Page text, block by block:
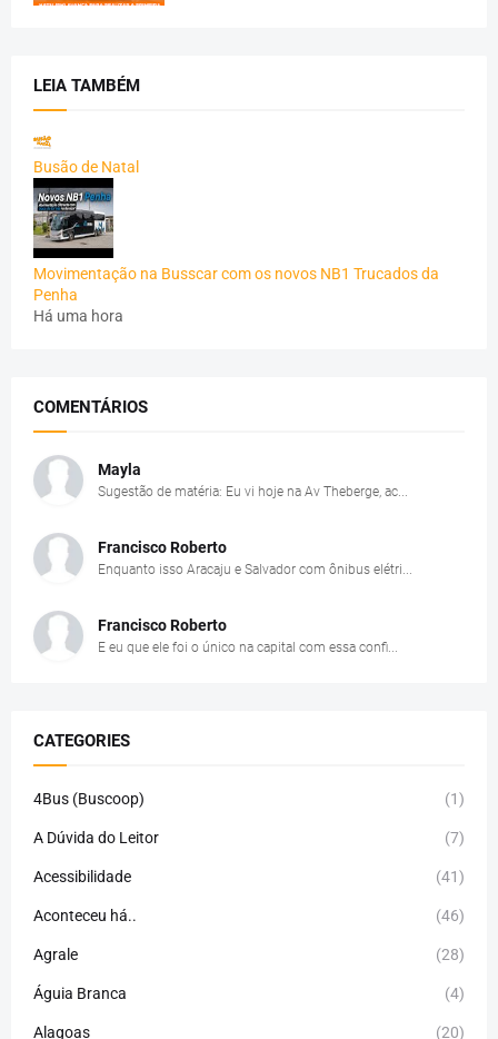
LEIA TAMBÉM
Busão de Natal
Movimentação na Busscar com os novos NB1 Trucados da
Penha
Há uma hora
COMENTÁRIOS
Mayla
Sugestão de matéria: Eu vi hoje na Av Theberge, ac...
Francisco Roberto
Enquanto isso Aracaju e Salvador com ônibus elétri...
Francisco Roberto
E eu que ele foi o único na capital com essa confi...
CATEGORIES
4Bus (Buscoop) (1)
A Dúvida do Leitor (7)
Acessibilidade (41)
Aconteceu há.. (46)
Agrale (28)
Águia Branca (4)
Alagoas (20)